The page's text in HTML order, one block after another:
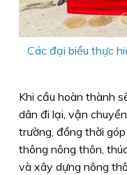
Các đại biểu thực
Khi cầu hoàn thành
dân đi lại, vận
trường, đồng thời
thông nông thôn,
và xây dựng nông